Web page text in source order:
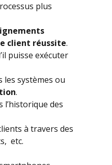
plus
client réussite.
puisse exécuter
les systèmes ou
.
l’historique des
à travers des
etc.